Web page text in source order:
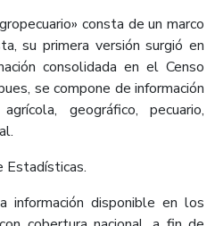
consta de un marco
su primera versión surgió en
consolidada en el Censo
se compone de información
geográfico, pecuario,
Estadísticas.
información disponible en los